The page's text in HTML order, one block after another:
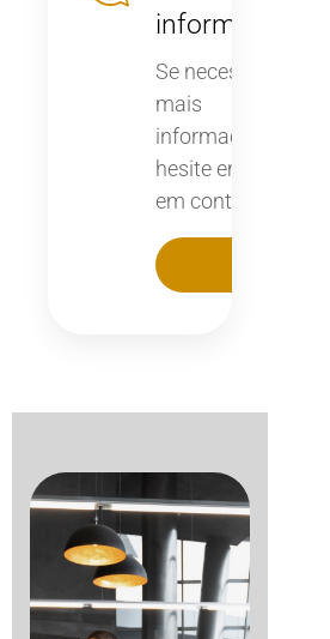
informações
Se necessita de
mais
informações, não
hesite em entrar
em contacto